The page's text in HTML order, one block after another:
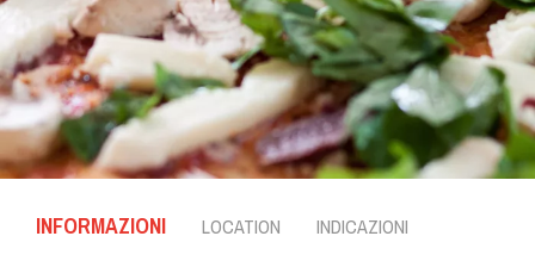
INFORMAZIONI LOCATION INDICAZIONI